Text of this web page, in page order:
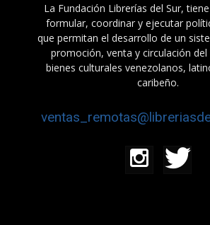
La Fundación Librerías del Sur,
formular, coordinar y ejecutar
que permitan el desarrollo de un
promoción, venta y circulación
bienes culturales venezolanos,
caribeño.